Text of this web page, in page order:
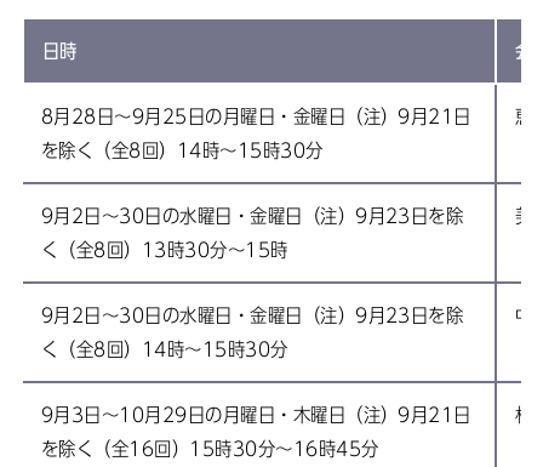
日時 会
8月28日～9月25日の月曜日・金曜日（注）9月21日
を除く（全8回）14時～15時30分
恵
9月2日～30日の水曜日・金曜日（注）9月23日を除
く（全8回）13時30分～15時
美
9月2日～30日の水曜日・金曜日（注）9月23日を除
く（全8回）14時～15時30分
中
9月3日～10月29日の月曜日・木曜日（注）9月21日
を除く（全16回）15時30分～16時45分
杜